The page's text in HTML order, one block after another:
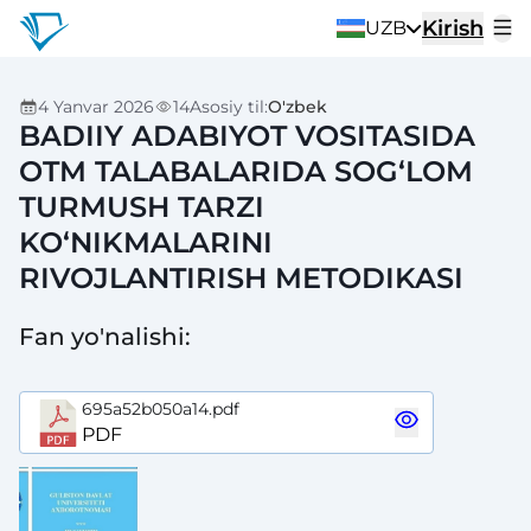
UZB Kirish
4 Yanvar 2026 14Asosiy til:O'zbek
BADIIY ADABIYOT VOSITASIDA
OTM TALABALARIDA SOG‘LOM
TURMUSH TARZI
KO‘NIKMALARINI
RIVOJLANTIRISH METODIKASI
Fan yo'nalishi:
695a52b050a14.pdf
PDF